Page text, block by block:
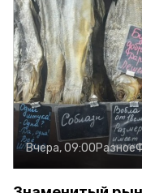
Вчера, 09:00Разное